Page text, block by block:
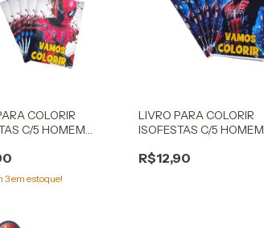
COLORIR
C/5 HOMEM
3em estoque!
LIVRO PARA COLORIR
ISOFESTAS C/5 HOMEM
R$12,90